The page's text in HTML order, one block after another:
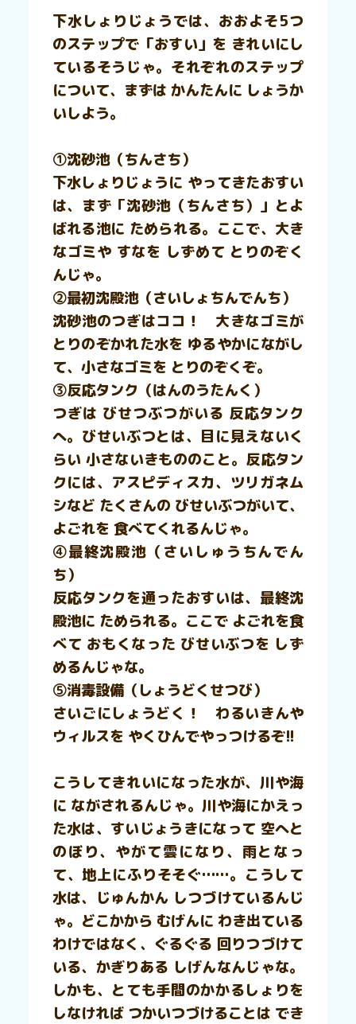
下水しょりじょうでは、おおよそ5つ
のステップで「おすい」を きれいにし
ているそうじゃ。それぞれのステップ
について、まずは かんたんに しょうか
いしよう。
①沈砂池（ちんさち）
下水しょりじょうに やってきたおすい
は、まず「沈砂池（ちんさち）」とよ
ばれる池に ためられる。ここで、大き
なゴミや すなを しずめて とりのぞく
んじゃ。
②最初沈殿池（さいしょちんでんち）
沈砂池のつぎはココ！ 大きなゴミが
とりのぞかれた水を ゆるやかにながし
て、小さなゴミを とりのぞくぞ。
③反応タンク（はんのうたんく）
つぎは びせつぶつがいる 反応タンク
へ。びせいぶつとは、目に見えないく
らい 小さないきもののこと。反応タン
クには、アスピディスカ、ツリガネム
シなど たくさんの びせいぶつがいて、
よごれを 食べてくれるんじゃ。
④最終沈殿池（さいしゅうちんでん
ち）
反応タンクを通ったおすいは、最終沈
殿池に ためられる。ここで よごれを食
べて おもくなった びせいぶつを しず
めるんじゃな。
⑤消毒設備（しょうどくせつび）
さいごにしょうどく！ わるいきんや
ウィルスを やくひんでやっつけるぞ!!
こうしてきれいになった水が、川や海
に ながされるんじゃ。川や海にかえっ
た水は、すいじょうきになって 空へと
のぼり、やがて雲になり、雨となっ
て、地上にふりそそぐ……。こうして
水は、じゅんかん しつづけているんじ
ゃ。どこかから むげんに わき出ている
わけではなく、ぐるぐる 回りつづけて
いる、かぎりある しげんなんじゃな。
しかも、とても手間のかかるしょりを
しなければ つかいつづけることは でき